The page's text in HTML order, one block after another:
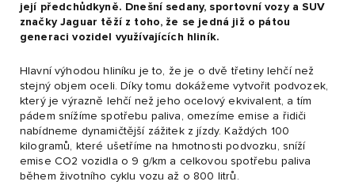
její předchůdkyně. Dnešní sedany, sportovní vozy a SUV
značky Jaguar těží z toho, že se jedná již o pátou
generaci vozidel využívajících hliník.
Hlavní výhodou hliníku je to, že je o dvě třetiny lehčí než
stejný objem oceli. Díky tomu dokážeme vytvořit podvozek,
který je výrazně lehčí než jeho ocelový ekvivalent, a tím
pádem snížíme spotřebu paliva, omezíme emise a řidiči
nabídneme dynamičtější zážitek z jízdy. Každých 100
kilogramů, které ušetříme na hmotnosti podvozku, sníží
emise CO2 vozidla o 9 g/km a celkovou spotřebu paliva
během životního cyklu vozu až o 800 litrů.